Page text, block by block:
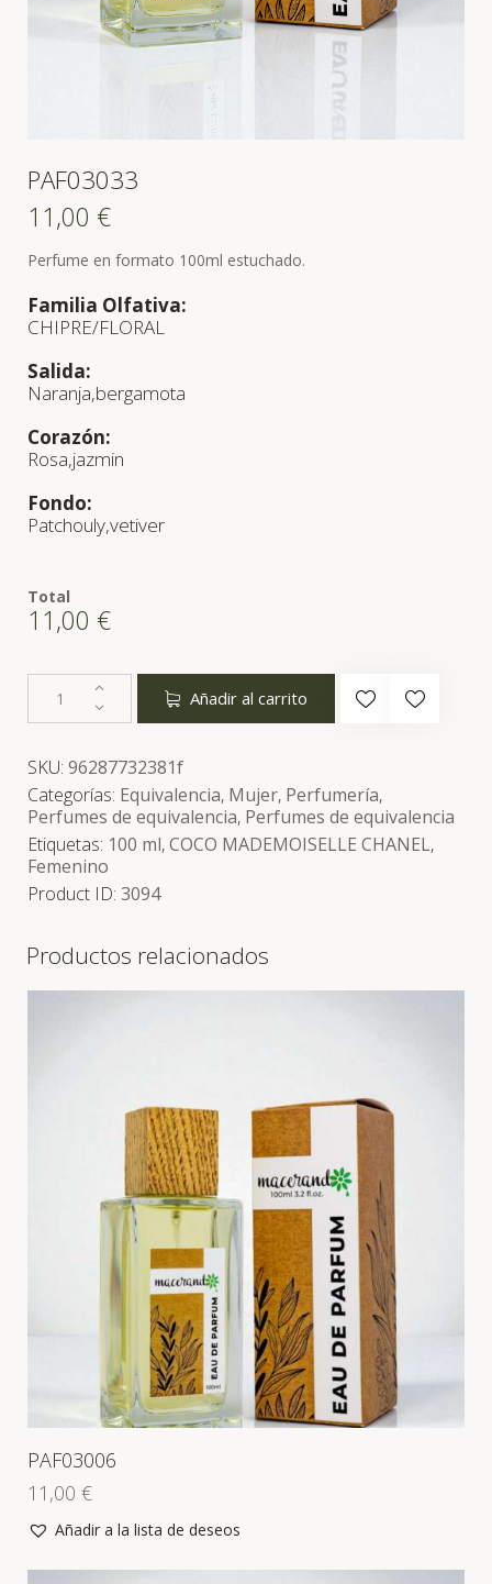
PAF03033
11,00 €
Perfume en formato 100ml estuchado.
Familia Olfativa:
CHIPRE/FLORAL
Salida:
Naranja,bergamota
Corazón:
Rosa,jazmin
Fondo:
Patchouly,vetiver
Total
11,00 €
Añadir al carrito
SKU: 96287732381f
Categorías: Equivalencia, Mujer, Perfumería,
Perfumes de equivalencia, Perfumes de equivalencia
Etiquetas: 100 ml,COCO MADEMOISELLE CHANEL,
Femenino
Product ID: 3094
Productos relacionados
PAF03006
11,00 €
Añadir a la lista de deseos